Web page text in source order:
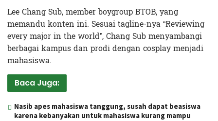
Lee Chang Sub, member boygroup BTOB, yang
memandu konten ini. Sesuai tagline-nya “Reviewing
every major in the world”, Chang Sub menyambangi
berbagai kampus dan prodi dengan cosplay menjadi
mahasiswa.
Baca Juga:
Nasib apes mahasiswa tanggung, susah dapat beasiswa
karena kebanyakan untuk mahasiswa kurang mampu